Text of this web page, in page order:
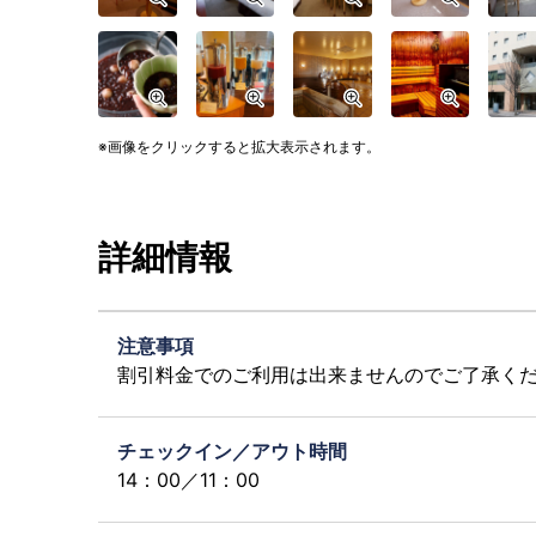
画像をクリックすると拡大表示されます。
詳細情報
注意事項
割引料金でのご利用は出来ませんのでご了承く
チェックイン／アウト時間
14：00／11：00